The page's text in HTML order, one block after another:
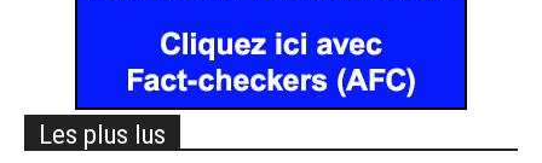
Les plus lus